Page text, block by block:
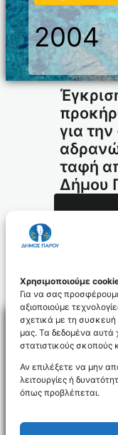
Χρησιμοποιούμε
Για να σας
αξιοποιούμε
σχετικά με τη
μας. Τα δεδομένα αυτά
στατιστικούς σκοπούς
Αν επιλέξετε να μην
λειτουργίες ή
όπως προβλέπεται.
2004
για
ταφή
Δήμου